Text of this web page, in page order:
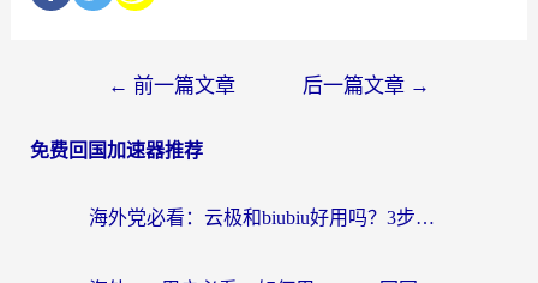
← 前一篇文章 后一篇文章 →
免费回国加速器推荐
海外党必看：云极和biubiu好用吗？3步选对回国加速器，无缝刷国内剧玩手游